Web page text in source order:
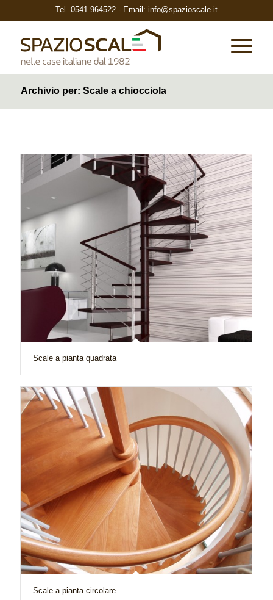
Tel. 0541 964522 - Email: info@spazioscale.it
Archivio per: Scale a chiocciola
Scale a pianta quadrata
Scale a pianta circolare